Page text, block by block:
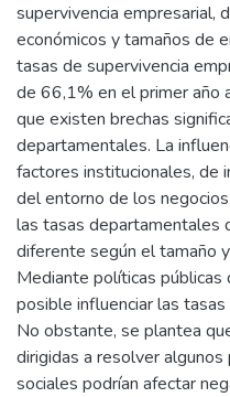
supervivencia empresarial,
económicos y tamaños de
tasas de supervivencia
de 66,1% en el primer año
que existen brechas
departamentales. La
factores institucionales, de
del entorno de los
las tasas departamentales
diferente según el tamaño
Mediante políticas
posible influenciar las
No obstante, se plantea
dirigidas a resolver
sociales podrían afectar